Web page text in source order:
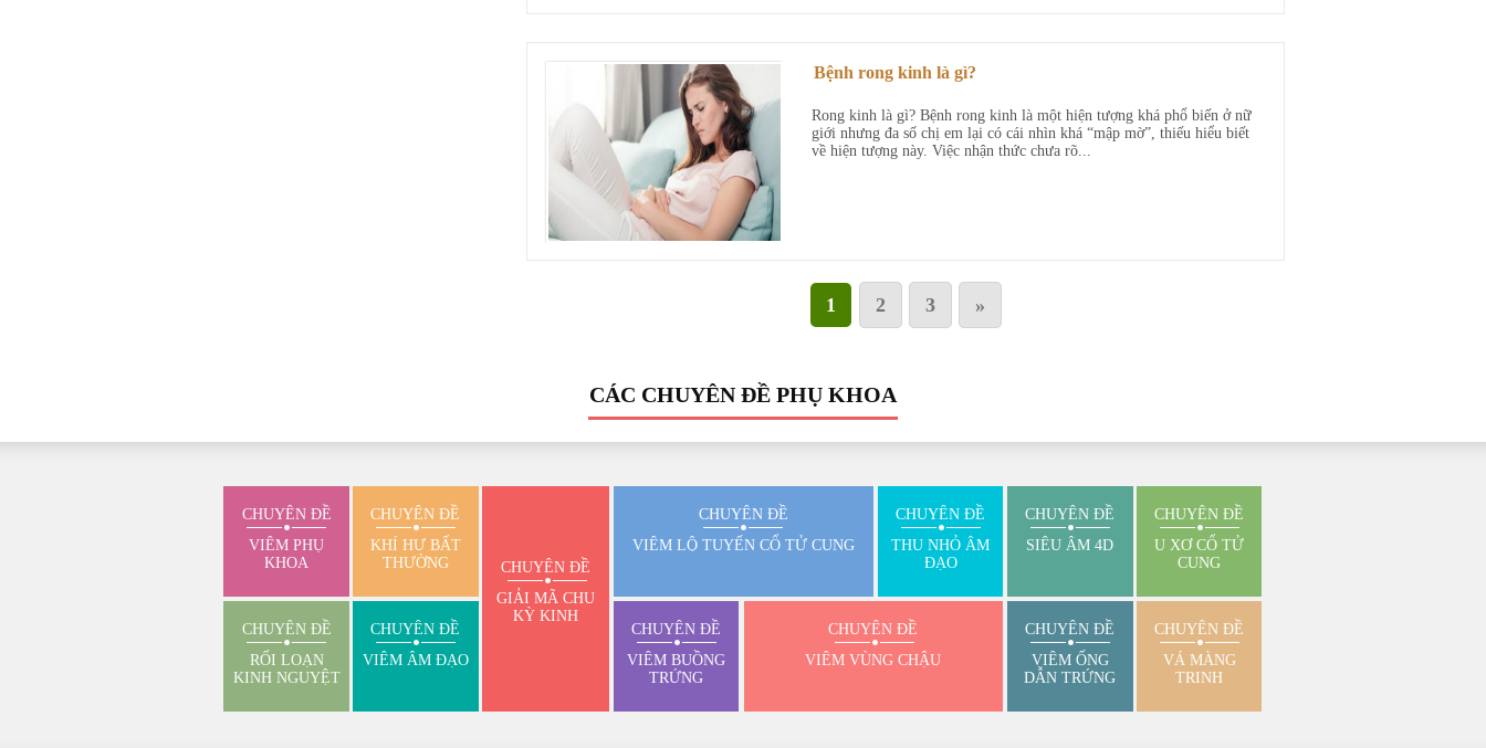
Bệnh rong kinh là gì?
Rong kinh là gì? Bệnh rong kinh là một hiện tượng khá phổ biến ở nữ
giới nhưng đa số chị em lại có cái nhìn khá “mập mờ”, thiếu hiểu biết
về hiện tượng này. Việc nhận thức chưa rõ...
1 2 3 »
CÁC CHUYÊN ĐỀ PHỤ KHOA
CHUYÊN ĐỀ
VIÊM PHỤ
KHOA
CHUYÊN ĐỀ
KHÍ HƯ BẤT
THƯỜNG
CHUYÊN ĐỀ
RỐI LOẠN
KINH NGUYỆT
CHUYÊN ĐỀ
VIÊM ÂM ĐẠO
CHUYÊN ĐỀ
GIẢI MÃ CHU
KỲ KINH
CHUYÊN ĐỀ
VIÊM LỘ TUYẾN CỔ TỬ CUNG
CHUYÊN ĐỀ
THU NHỎ ÂM
ĐẠO
CHUYÊN ĐỀ
VIÊM BUỒNG
TRỨNG
CHUYÊN ĐỀ
VIÊM VÙNG CHẬU
CHUYÊN ĐỀ
SIÊU ÂM 4D
CHUYÊN ĐỀ
U XƠ CỔ TỬ
CUNG
CHUYÊN ĐỀ
VIÊM ỐNG
DẪN TRỨNG
CHUYÊN ĐỀ
VÁ MÀNG
TRINH